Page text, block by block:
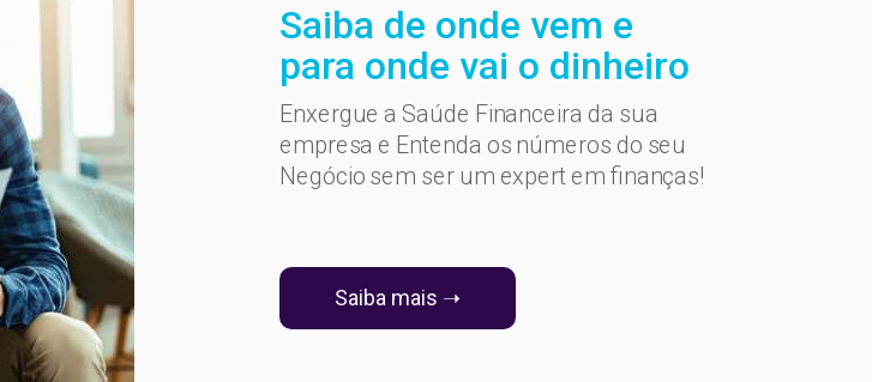
Saiba de onde vem e
para onde vai o dinheiro
Enxergue a Saúde Financeira da sua
empresa e Entenda os números do seu
Negócio sem ser um expert em finanças!
Saiba mais ➝